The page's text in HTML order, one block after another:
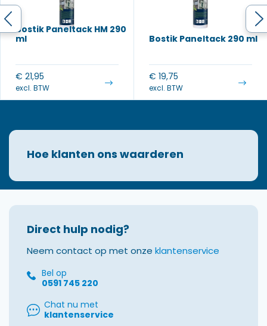
Bostik Paneltack HM 290
ml
€ 21,95
excl. BTW
Bostik Paneltack 290 ml
€ 19,75
excl. BTW
Hoe klanten ons waarderen
Direct hulp nodig?
Neem contact op met onze klantenservice
Bel op
0591 745 220
Chat nu met
klantenservice